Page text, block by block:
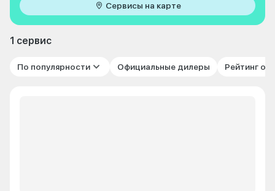
Сервисы на карте
1 сервис
По популярности Официальные дилеры Рейтинг